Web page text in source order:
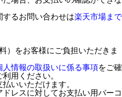
るお問い合わせは楽天市場まで
）をお客様にご負担いただきま
人情報の取扱いに係る事項をご確
用ください。
いいただけます。
レスに対してお支払い用バーコ